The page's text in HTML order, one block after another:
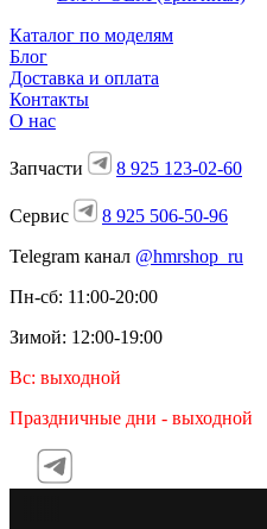
Каталог по моделям
Блог
Доставка и оплата
Контакты
О нас
Запчасти 8 925 123-02-60
Сервис
8 925 506-50-96
Telegram канал @hmrshop_ru
Пн-сб: 11:00-20:00
Зимой: 12:00-19:00
Вс: выходной
Праздничные дни - выходной